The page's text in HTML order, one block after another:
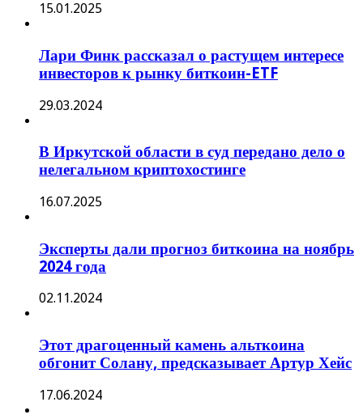
15.01.2025
Лари Финк рассказал о растущем интересе
инвесторов к рынку биткоин-ETF
29.03.2024
В Иркутской области в суд передано дело о
нелегальном криптохостинге
16.07.2025
Эксперты дали прогноз биткоина на ноябрь
2024 года
02.11.2024
Этот драгоценный камень альткоина
обгонит Солану, предсказывает Артур Хейс
17.06.2024